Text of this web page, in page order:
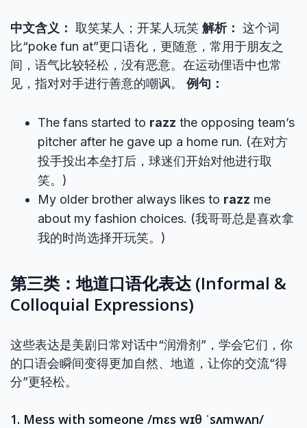
中文含义： 取笑某人；开某人玩笑 解析： 这个词
比“poke fun at”更口语化，更随意，常用于朋友之
间，语气比较轻松，没有恶意。在运动俚语中也常
见，指对对手进行善意的嘲讽。 例句：
The fans started to razz the opposing team’s
pitcher after he gave up a home run. (在对方
投手投出本垒打后，球迷们开始对他进行取
笑。)
My older brother always likes to razz me
about my fashion choices. (我哥哥总是喜欢拿
我的时尚选择开玩笑。)
第三类：地道口语化表达 (Informal &
Colloquial Expressions)
这些表达是美剧日常对话中“润滑剂”，学会它们，你
的口语会瞬间变得更加自然、地道，让你的交流“得
分”更轻松。
1. Mess with someone /mɛs wɪθ ˈsʌmwʌn/